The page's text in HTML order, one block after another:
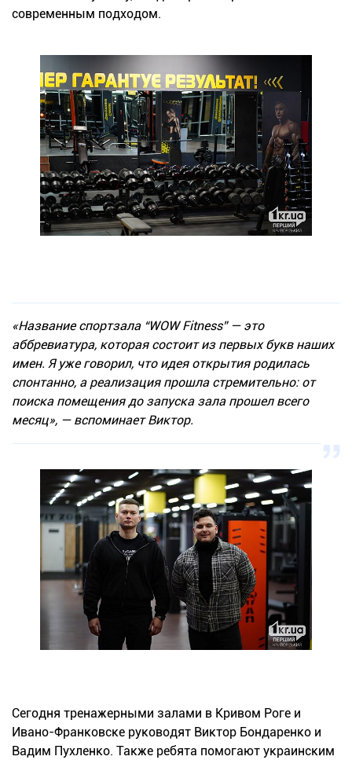
современным подходом.
«Название спортзала “WOW Fitness” — это
аббревиатура, которая состоит из первых букв наших
имен. Я уже говорил, что идея открытия родилась
спонтанно, а реализация прошла стремительно: от
поиска помещения до запуска зала прошел всего
месяц», — вспоминает Виктор.
Сегодня тренажерными залами в Кривом Роге и
Ивано-Франковске руководят Виктор Бондаренко и
Вадим Пухленко. Также ребята помогают украинским